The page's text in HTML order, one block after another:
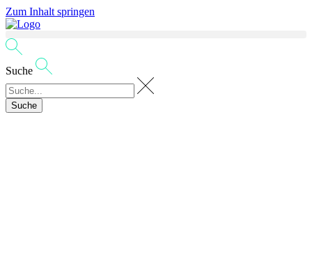
Zum Inhalt springen
Suche
Suche